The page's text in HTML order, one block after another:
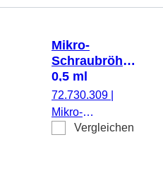
braun,
Verschluss
Stück/Beutel
Mikro-
Schraubröhre,
0,5 ml
72.730.309
Mikro-
Schraubröhre,
Vergleichen